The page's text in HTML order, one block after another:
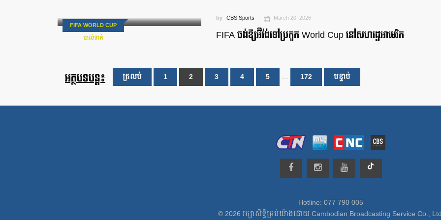
FIFA WORLD CUP
បាល់ទាត់
by CBS Sports March 20, 2026
FIFA ចង់ឱ្យអ៊ីរ៉ង់ទៅប្រកួត World Cup នៅសហរដ្ឋអាមេរិក
អត្ថបទបន្ត៖ ត្រលប់ 1 2 3 4 5 … 172 បន្ទាប់
Hotline: 077 790 005
© 2026 រក្សាសិទ្ធិគ្រប់យ៉ាងដោយ Cambodian Broadcasting Service Co.,